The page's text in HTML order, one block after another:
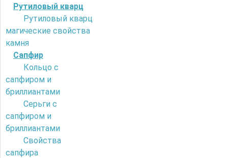
Рутиловый кварц
Рутиловый кварц
магические свойства
камня
Сапфир
Кольцо с
сапфиром и
бриллиантами
Серьги с
сапфиром и
бриллиантами
Свойства
сапфира